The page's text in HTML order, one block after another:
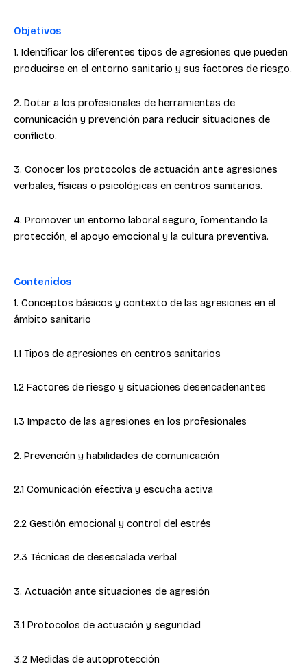
Objetivos
1. Identificar los diferentes tipos de agresiones que pueden
producirse en el entorno sanitario y sus factores de riesgo.
2. Dotar a los profesionales de herramientas de
comunicación y prevención para reducir situaciones de
conflicto.
3. Conocer los protocolos de actuación ante agresiones
verbales, físicas o psicológicas en centros sanitarios.
4. Promover un entorno laboral seguro, fomentando la
protección, el apoyo emocional y la cultura preventiva.
Contenidos
1. Conceptos básicos y contexto de las agresiones en el
ámbito sanitario
1.1 Tipos de agresiones en centros sanitarios
1.2 Factores de riesgo y situaciones desencadenantes
1.3 Impacto de las agresiones en los profesionales
2. Prevención y habilidades de comunicación
2.1 Comunicación efectiva y escucha activa
2.2 Gestión emocional y control del estrés
2.3 Técnicas de desescalada verbal
3. Actuación ante situaciones de agresión
3.1 Protocolos de actuación y seguridad
3.2 Medidas de autoprotección